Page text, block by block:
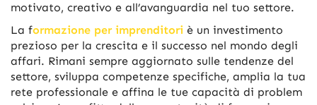
motivato, creativo e all’avanguardia nel tuo settore.
La formazione per imprenditori è un investimento
prezioso per la crescita e il successo nel mondo degli
affari. Rimani sempre aggiornato sulle tendenze del
settore, sviluppa competenze specifiche, amplia la tua
rete professionale e affina le tue capacità di problem